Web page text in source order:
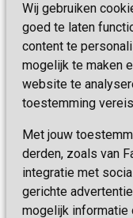
Wij gebruiken
goed te laten
content te
mogelijk te maken
website te
toestemming
Met jouw
derden, zoals van
integratie met
gerichte
mogelijk informatie
Onze specialiteiten
Missie & Visie
Vastgoed
Innovatie
Telefoon:0900
E-mail:
Schrijf je nu
Blijf op de hoogte
nieuwtjes met